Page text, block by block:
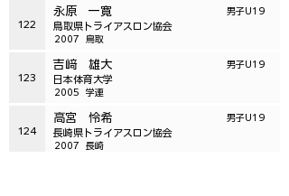
122
永原 一寛
鳥取県トライアスロン協会
男子U19
鳥取
2007
123
吉﨑 雄大
日本体育大学
男子U19
学連
2005
124
高宮 怜希
長崎県トライアスロン協会
男子U19
長崎
2007